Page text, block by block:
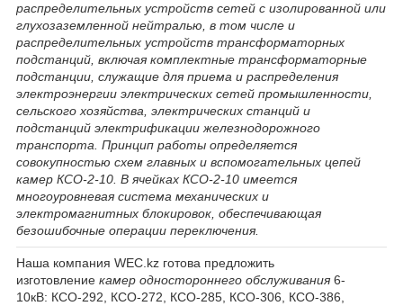
распределительных устройств сетей с изолированной или
глухозаземленной нейтралью, в том числе и
распределительных устройств трансформаторных
подстанций, включая комплектные трансформаторные
подстанции, служащие для приема и распределения
электроэнергии электрических сетей промышленности,
сельского хозяйства, электрических станций и
подстанций электрификации железнодорожного
транспорта. Принцип работы определяется
совокупностью схем главных и вспомогательных цепей
камер КСО-2-10. В ячейках КСО-2-10 имеется
многоуровневая система механических и
электромагнитных блокировок, обеспечивающая
безошибочные операции переключения.
Наша компания WEC.kz готова предложить
изготовление камер одностороннего обслуживания 6-
10кВ: КСО-292, КСО-272, КСО-285, КСО-306, КСО-386,